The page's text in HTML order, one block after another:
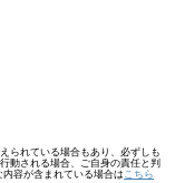
られている場合もあり、必ずしも
動される場合、ご自身の責任と判
容が含まれている場合は こちら